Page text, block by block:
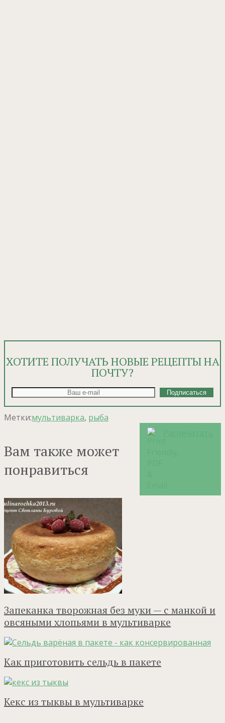
ХОТИТЕ ПОЛУЧАТЬ НОВЫЕ РЕЦЕПТЫ НА
ПОЧТУ?
Метки:мультиварка, рыба
Вам также может
понравиться
Запеканка творожная без муки — с манкой и
овсяными хлопьями в мультиварке
Как приготовить сельдь в пакете
Кекс из тыквы в мультиварке